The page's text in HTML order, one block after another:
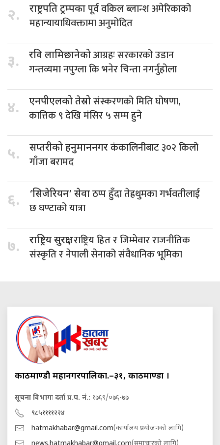
२. राष्ट्रपति ट्रम्पकापूर्व वकिल ब्लान्श अमेरिकाको
महान्यायाधिवक्तामा अनुमोदित
३. रवि लामिछानेकोआग्रहः सरकारको उडान
गन्तव्यमा नपुग्ला कि भनेर चिन्ता नगर्नुहोला
४. एनपीएलको तेस्रोसंस्करणको मिति घोषणा,
कात्तिक ९ देखि मंसिर ५ सम्म हुने
५. सप्तरीको हनुमाननगरकंकालिनीबाट ३०२ किलो
गाँजा बरामद
६. ‘सिजेरियन’ सेवाठप्प हुँदा तेह्रथुमका गर्भवतीलाई
छ घण्टाको यात्रा
७. राष्ट्रिय सुरक्षा,राष्ट्रिय हित र जिम्मेवार राजनीतिक
संस्कृति र नेपाली सेनाको संवैधानिक भूमिका
काठमाण्डौ महानगरपालिका.–३१, काठमाण्डौं ।
सूचना विभागः दर्ता प्र.प. नं.: १७६९/०७६-७७
९८५११११२२४
hatmakhabar@gmail.com(कार्यालय प्रयोजनको लागि)